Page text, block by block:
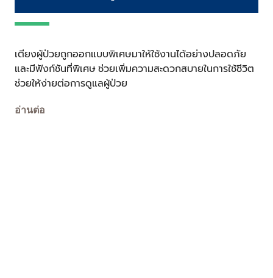
เตียงผู้ป่วยถูกออกแบบพิเศษมาให้ใช้งานได้อย่างปลอดภัย
และมีฟังก์ชันที่พิเศษ ช่วยเพิ่มความสะดวกสบายในการใช้ชีวิต
ช่วยให้ง่ายต่อการดูแลผู้ป่วย
อ่านต่อ